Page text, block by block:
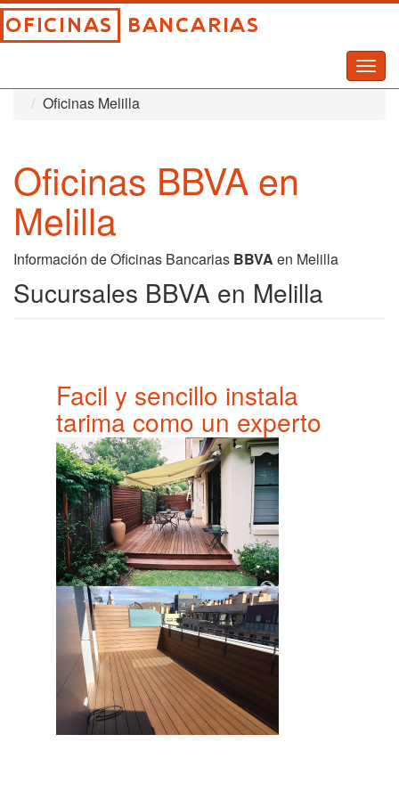
Inicio Oficinas Bancarias
Oficinas Bancarias BBVA
Oficinas Melilla
Oficinas BBVA en
Melilla
Información de Oficinas Bancarias BBVA en Melilla
Sucursales BBVA en Melilla
Facil y sencillo instala
tarima como un experto